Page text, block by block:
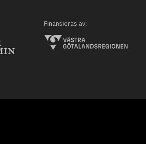
Finansieras av: